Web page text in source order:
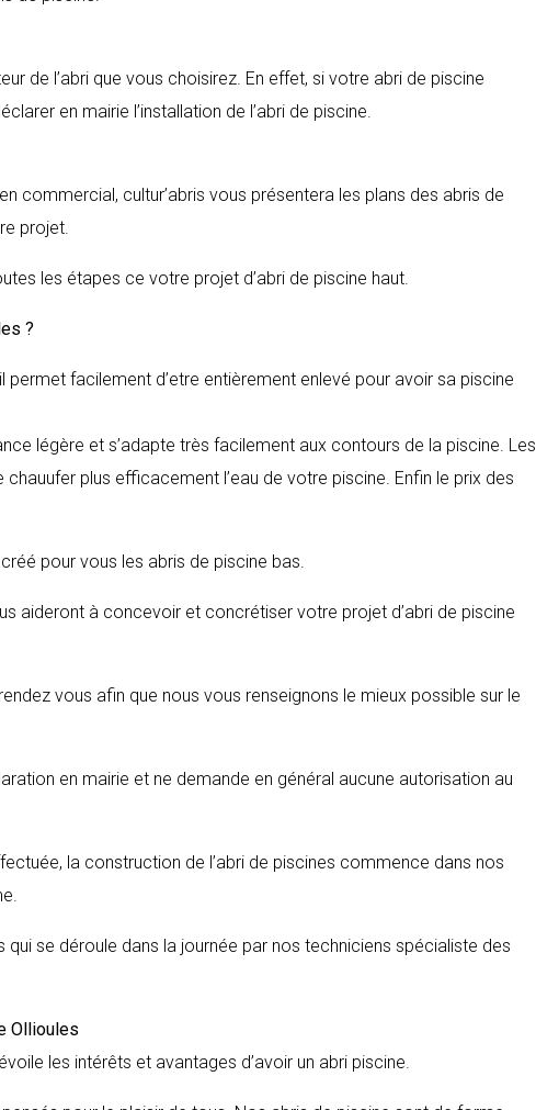
de l’abri que vous choisirez. En effet, si votre abri de piscine
en mairie l’installation de l’abri de piscine.
commercial, cultur’abris vous présentera les plans des abris de
projet.
les étapes ce votre projet d’abri de piscine haut.
?
permet facilement d’etre entièrement enlevé pour avoir sa piscine
légère et s’adapte très facilement aux contours de la piscine. Les
plus efficacement l’eau de votre piscine. Enfin le prix des
pour vous les abris de piscine bas.
aideront à concevoir et concrétiser votre projet d’abri de piscine
vous afin que nous vous renseignons le mieux possible sur le
en mairie et ne demande en général aucune autorisation au
la construction de l’abri de piscines commence dans nos
se déroule dans la journée par nos techniciens spécialiste des
Ollioules
les intérêts et avantages d’avoir un abri piscine.